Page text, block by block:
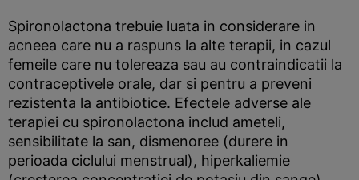
Spironolactona trebuie luata in considerare in
acneea care nu a raspuns la alte terapii, in cazul
femeile care nu tolereaza sau au contraindicatii la
contraceptivele orale, dar si pentru a preveni
rezistenta la antibiotice. Efectele adverse ale
terapiei cu spironolactona includ ameteli,
sensibilitate la san, dismenoree (durere in
perioada ciclului menstrual), hiperkaliemie